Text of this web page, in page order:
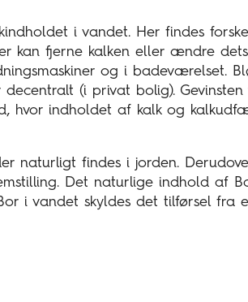
i vandet. Her findes
kan fjerne kalken eller ændre
og i badeværelset.
(i privat bolig).
hvor indholdet af kalk og
naturligt findes i jorden.
Det naturlige indhold af
i vandet skyldes det tilførsel fra